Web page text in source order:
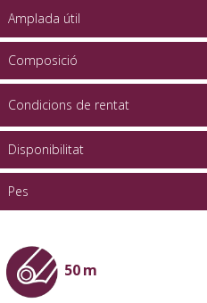
Amplada útil
Composició
Condicions de rentat
Disponibilitat
Pes
50 m